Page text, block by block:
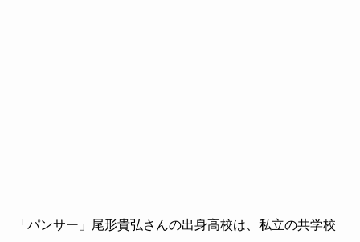
「パンサー」尾形貴弘さんの出身高校は、私立の共学校